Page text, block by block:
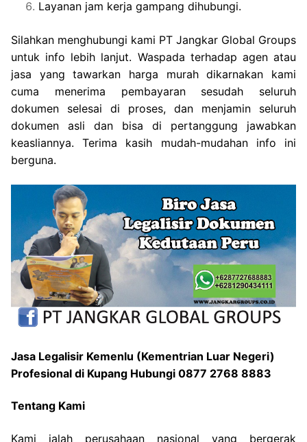
Layanan jam kerja gampang dihubungi.
Silahkan menghubungi kami PT Jangkar Global Groups
untuk info lebih lanjut. Waspada terhadap agen atau
jasa yang tawarkan harga murah dikarnakan kami
cuma menerima pembayaran sesudah seluruh
dokumen selesai di proses, dan menjamin seluruh
dokumen asli dan bisa di pertanggung jawabkan
keasliannya. Terima kasih mudah-mudahan info ini
berguna.
Jasa Legalisir Kemenlu (Kementrian Luar Negeri)
Profesional di Kupang Hubungi 0877 2768 8883
Tentang Kami
Kami ialah perusahaan nasional yang bergerak